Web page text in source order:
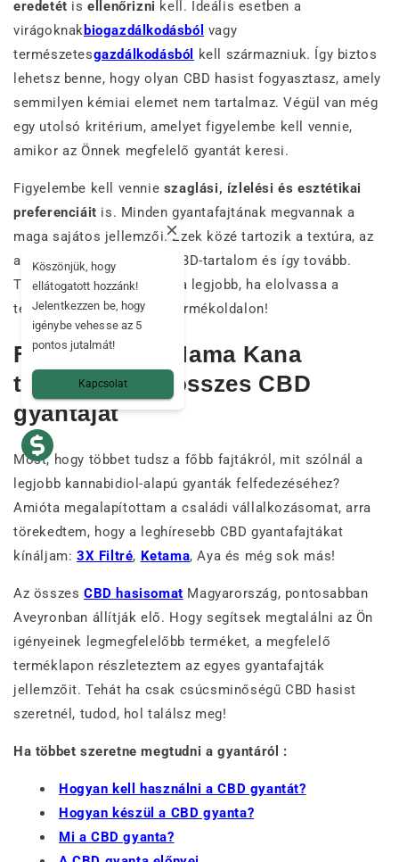
eredetét isellenőrizni kell. Ideális esetben a
virágoknak biogazdálkodásból vagy
természetesgazdálkodásból
kell származniuk. Így biztos
lehetsz benne, hogy olyan CBD hasist fogyasztasz, amely
semmilyen kémiai elemet nem tartalmaz. Végül van még
egy utolsó kritérium, amelyet figyelembe kell vennie,
amikor az Önnek megfelelő gyantát keresi.
Figyelembe kell vennie szaglási, ízlelési és esztétikai
preferenciáit is. Minden gyantafajtának megvannak a
maga sajátos jellemzői. Ezek közé tartozik a textúra, az
aroma, a törékenység, a CBD-tartalom és így tovább.
Tehát mielőtt választana, a legjobb, ha elolvassa a
termékleírást a dedikált termékoldalon!
Fedezze fel a Mama Kana
termékcsalád összes CBD
gyantáját
Most, hogy többet tudsz a főbb fajtákról, mit szólnál a
legjobb kannabidiol-alapú gyanták felfedezéséhez?
Amióta megalapítottam a családi vállalkozásomat, arra
törekedtem, hogy a leghíresebb CBD gyantafajtákat
kínáljam: 3X Filtré, Ketama, Aya és még sok más!
Az összes CBD hasisomat Magyarország, pontosabban
Aveyronban állítják elő. Hogy segítsek megtalálni az Ön
igényeinek legmegfelelőbb terméket, a megfelelő
terméklapon részleteztem az egyes gyantafajták
jellemzőit. Tehát ha csak csúcsminőségű CBD hasist
szeretnél, tudod, hol találsz meg!
Ha többet szeretne megtudni a gyantáról :
Hogyan kell használni a CBD gyantát?
Hogyan készül a CBD gyanta?
Mi a CBD gyanta?
Köszönjük, hogy
ellátogatott hozzánk!
Jelentkezzen be, hogy
igénybe vehesse az 5
pontos jutalmát!
Kapcsolat